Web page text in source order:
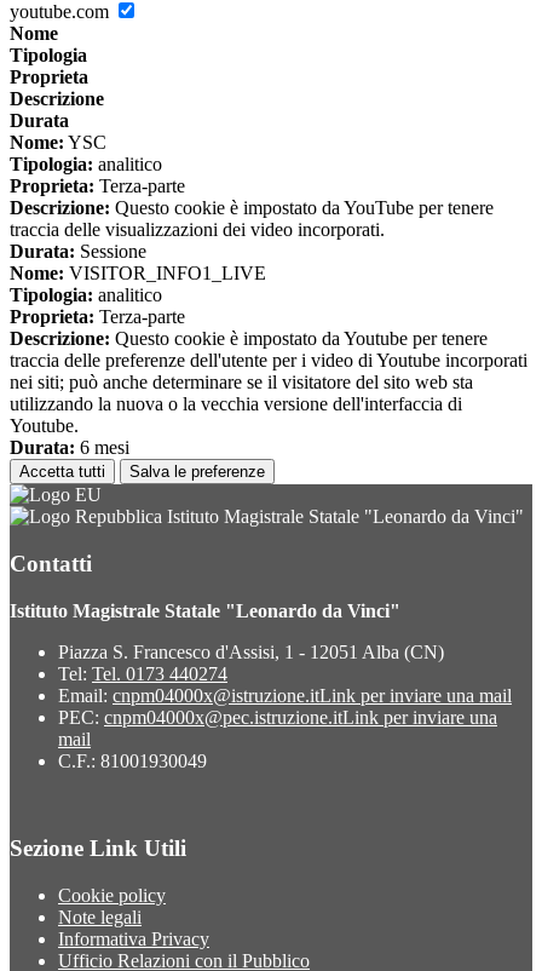
youtube.com
Nome
Tipologia
Proprieta
Descrizione
Durata
Nome: YSC
Tipologia: analitico
Proprieta: Terza-parte
Descrizione: Questo cookie è impostato da YouTube per tenere
traccia delle visualizzazioni dei video incorporati.
Durata: Sessione
Nome: VISITOR_INFO1_LIVE
Tipologia: analitico
Proprieta: Terza-parte
Descrizione: Questo cookie è impostato da Youtube per tenere
traccia delle preferenze dell'utente per i video di Youtube incorporati
nei siti; può anche determinare se il visitatore del sito web sta
utilizzando la nuova o la vecchia versione dell'interfaccia di
Youtube.
Durata: 6 mesi
Accetta tutti Salva le preferenze
Istituto Magistrale Statale "Leonardo da Vinci"
Contatti
Istituto Magistrale Statale "Leonardo da Vinci"
Piazza S. Francesco d'Assisi, 1 - 12051 Alba (CN)
Tel: Tel. 0173 440274
Email: cnpm04000x@istruzione.itLink per inviare una mail
PEC: cnpm04000x@pec.istruzione.itLink per inviare una
mail
C.F.: 81001930049
Sezione Link Utili
Cookie policy
Note legali
Informativa Privacy
Ufficio Relazioni con il Pubblico